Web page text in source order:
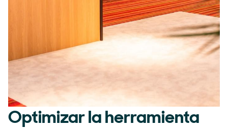
Optimizar la herramienta